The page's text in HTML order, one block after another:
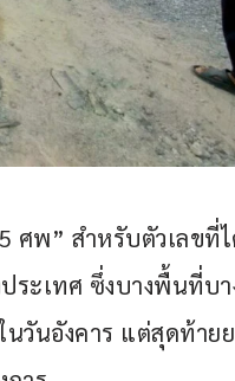
ศพ” สำหรับตัวเลขที่
ระเทศ ซึ่งบางพื้นที่บา
นวันอังคาร แต่สุดท้าย